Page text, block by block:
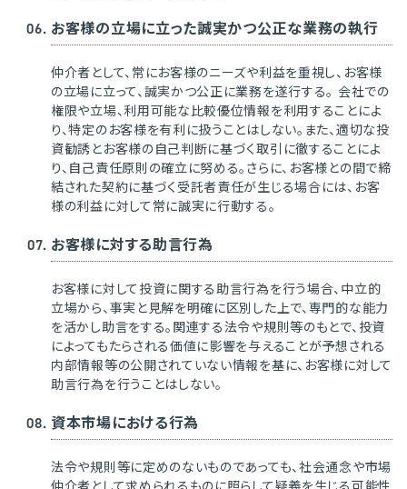
お客様の立場に立った誠実かつ公正な業務の執行
仲介者として、常にお客様のニーズや利益を重視し、お客様
の立場に立って、誠実かつ公正に業務を遂行する。 会社での
権限や立場、利用可能な比較優位情報を利用することによ
り、特定のお客様を有利に扱うことはしない。また、適切な投
資勧誘とお客様の自己判断に基づく取引に徹することによ
り、自己責任原則の確立に努める。さらに、お客様との間で締
結された契約に基づく受託者責任が生じる場合には、お客
様の利益に対して常に誠実に行動する。
お客様に対する助言行為
お客様に対して投資に関する助言行為を行う場合、中立的
立場から、事実と見解を明確に区別した上で、専門的な能力
を活かし助言をする。関連する法令や規則等のもとで、投資
によってもたらされる価値に影響を与えることが予想される
内部情報等の公開されていない情報を基に、お客様に対して
助言行為を行うことはしない。
資本市場における行為
法令や規則等に定めのないものであっても、社会通念や市場